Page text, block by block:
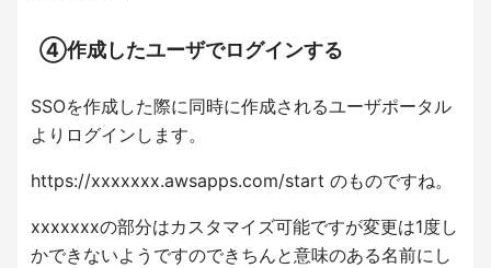
④作成したユーザでログインする
SSOを作成した際に同時に作成されるユーザポータル
よりログインします。
https://xxxxxxx.awsapps.com/start のものですね。
xxxxxxxの部分はカスタマイズ可能ですが変更は1度し
かできないようですのできちんと意味のある名前にし